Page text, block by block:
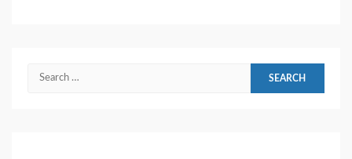
Search